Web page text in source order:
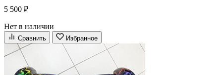
5 500 ₽
Нет в наличии
Сравнить Избранное